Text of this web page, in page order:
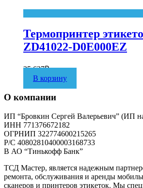
Термопринтер
ZD41022-D0E000EZ
25 627₽
В корзину
О компании
ИП “Бровкин Сергей Валерьевич” (ИП
ИНН 771376672182
ОГРНИП 322774600215265
P/C 40802810400003168733
В АО “Тинькофф Банк”
ТСД Мастер, является надежным
ремонта, обслуживания и аренды
сканеров и принтеров этикеток. Мы